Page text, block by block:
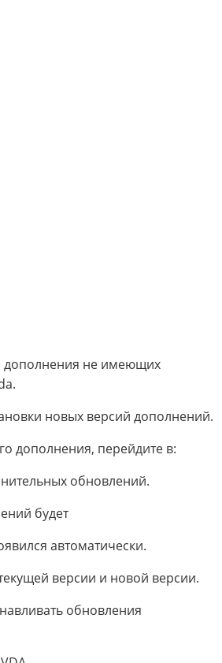
дополнения не имеющих
новых версий дополнений.
дополнения, перейдите в:
обновлений.
будет
автоматически.
версии и новой версии.
обновления